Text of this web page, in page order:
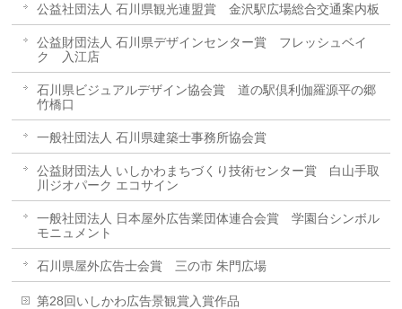
公益社団法人 石川県観光連盟賞 金沢駅広場総合交通案内板
公益財団法人 石川県デザインセンター賞 フレッシュベイ
ク 入江店
石川県ビジュアルデザイン協会賞 道の駅倶利伽羅源平の郷
竹橋口
一般社団法人 石川県建築士事務所協会賞
公益財団法人 いしかわまちづくり技術センター賞 白山手取
川ジオパーク エコサイン
一般社団法人 日本屋外広告業団体連合会賞 学園台シンボル
モニュメント
石川県屋外広告士会賞 三の市 朱門広場
第28回いしかわ広告景観賞入賞作品